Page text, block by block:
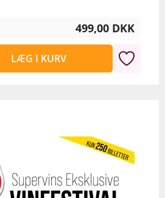
499,00 DKK
LÆG I KURV